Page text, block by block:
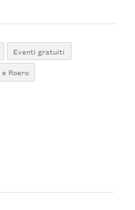
Eventi gratuiti
Roero